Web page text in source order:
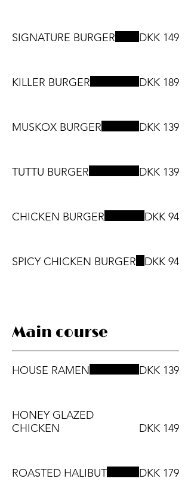
SIGNATURE BURGER DKK 149
KILLER BURGER DKK 189
MUSKOX BURGER DKK 139
TUTTU BURGER DKK 139
CHICKEN BURGER DKK 94
SPICY CHICKEN BURGER DKK 94
Main course
HOUSE RAMEN DKK 139
HONEY GLAZED
CHICKEN
DKK 149
ROASTED HALIBUT DKK 179